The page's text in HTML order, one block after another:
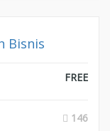
Bisnis
FREE
146